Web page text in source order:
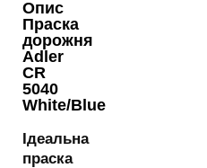
Опис
Праска
дорожня
Adler
CR
5040
White/Blue
Ідеальна
праска